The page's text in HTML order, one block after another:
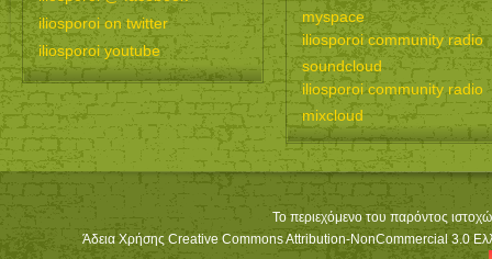
iliosporoi on twitter
iliosporoi youtube
myspace
iliosporoi community radio
soundcloud
iliosporoi community radio
mixcloud
Το περιεχόμενο του παρόντος
Άδεια Χρήσης Creative Commons Attribution-NonCommercial 3.0